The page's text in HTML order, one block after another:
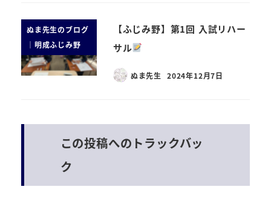
ぬま先生のブログ
｜明成ふじみ野
【ふじみ野】第1回 入試リハー
サル
ぬま先生 2024年12月7日
この投稿へのトラックバッ
ク